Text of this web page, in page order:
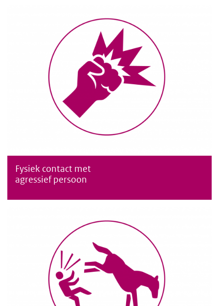
Fysiek contact met een agressief persoon
Fysiek contact met
agressief persoon